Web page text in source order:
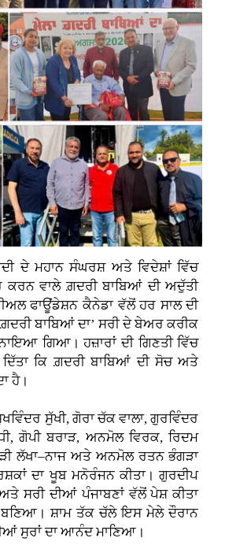
ਦੇ ਮਹਾਨ ਸੰਘਰਸ਼ ਅਤੇ ਵਿਦੇਸ਼ਾਂ ਵਿੱਚ
ਵਾਲੇ ਗ਼ਦਰੀ ਬਾਬਿਆਂ ਦੀ ਅਦੁੱਤੀ
ਫਾਊਂਡੇਸ਼ਨ ਕੈਨੇਡਾ ਵੱਲੋਂ ਹਰ ਸਾਲ ਦੀ
ਬਾਬਿਆਂ ਦਾ’ ਸਰੀ ਦੇ ਬੇਅਰ ਕਰੀਕ
ਗਿਆ। ਹਜ਼ਾਰਾਂ ਦੀ ਗਿਣਤੀ ਵਿੱਚ
ਕਿ ਗ਼ਦਰੀ ਬਾਬਿਆਂ ਦੀ ਸੋਚ ਅਤੇ
ਹੈ।
ਸੁੱਖੀ, ਗੋਰਾ ਚੱਕ ਵਾਲਾ, ਗੁਰਵਿੰਦਰ
ਗੋਪੀ ਬਰਾੜ, ਅਨਮੋਲ ਵਿਰਕ, ਰਿਦਮ
ਲੱਖਾ–ਨਾਜ ਅਤੇ ਅਨਮੋਲ ਰਤਨ ਭੰਗੜਾ
ਦਾ ਖੂਬ ਮਨੋਰੰਜਨ ਕੀਤਾ। ਗੁਰਦੀਪ
ਸਰੀ ਦੀਆਂ ਪੰਜਾਬਣਾਂ ਵੱਲੋਂ ਪੇਸ਼ ਕੀਤਾ
ਸ਼ਾਮ ਤੱਕ ਚੱਲੇ ਇਸ ਮੇਲੇ ਦੌਰਾਨ
ਸੁਰਾਂ ਦਾ ਆਨੰਦ ਮਾਣਿਆ।